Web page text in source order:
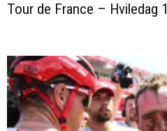
Tour de France – Hviledag 1